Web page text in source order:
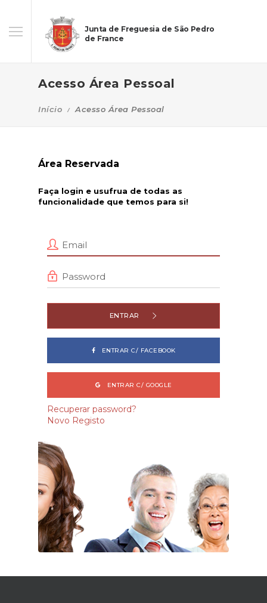
Junta de Freguesia de São Pedro
de France
Acesso Área Pessoal
Início Acesso Área Pessoal
Área Reservada
Faça login e usufrua de todas as
funcionalidade que temos para si!
ENTRAR
ENTRAR C/ FACEBOOK
ENTRAR C/ GOOGLE
Recuperar password?
Novo Registo